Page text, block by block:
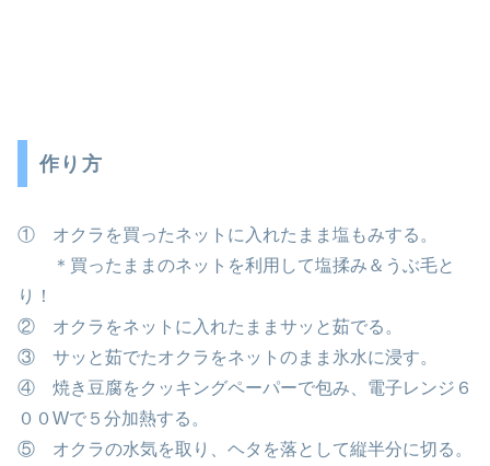
作り方
① オクラを買ったネットに入れたまま塩もみする。
＊買ったままのネットを利用して塩揉み＆うぶ毛と
り！
② オクラをネットに入れたままサッと茹でる。
③ サッと茹でたオクラをネットのまま氷水に浸す。
④ 焼き豆腐をクッキングペーパーで包み、電子レンジ６
００Wで５分加熱する。
⑤ オクラの水気を取り、ヘタを落として縦半分に切る。